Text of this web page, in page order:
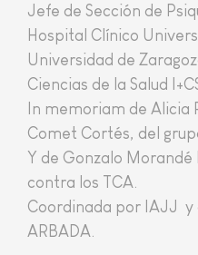
Jefe de Sección de
Hospital Clínico
Universidad de
Ciencias de la Salud
In memoriam de Alicia
Comet Cortés, del
Y de Gonzalo
contra los TCA.
Coordinada por IAJJ y
ARBADA.